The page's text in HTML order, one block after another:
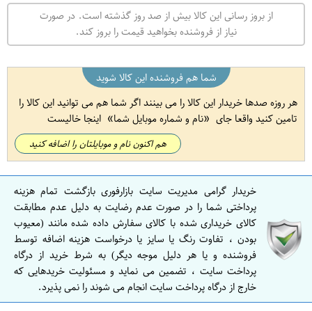
از بروز رسانی این کالا بیش از صد روز گذشته است. در صورت
نیاز از فروشنده بخواهید قیمت را بروز کند.
شما هم فروشنده این کالا شوید
هر روزه صدها خریدار این کالا را می بینند اگر شما هم می توانید این کالا را
تامین کنید واقعا جای
نام و شماره موبایل شما اینجا خالیست
هم اکنون نام و موبایلتان را اضافه کنید
خریدار گرامی مدیریت سایت بازارفوری بازگشت تمام هزینه
پرداختی شما را در صورت عدم رضایت به دلیل عدم مطابقت
کالای خریداری شده با کالای سفارش داده شده مانند (معیوب
بودن ، تفاوت رنگ یا سایز یا درخواست هزینه اضافه توسط
فروشنده و یا هر دلیل موجه دیگر) به شرط خرید از درگاه
پرداخت سایت ، تضمین می نماید و مسئولیت خریدهایی که
خارج از درگاه پرداخت سایت انجام می شوند را نمی پذیرد.